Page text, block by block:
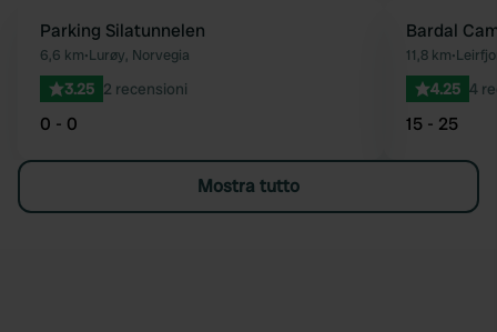
Preferito
Parking Silatunnelen
6,6 km•Lurøy, Norvegia
3.25 2 recensioni
0 - 0
Bardal
11,8 km•
4.25 4
15 - 25
Mostra tutto